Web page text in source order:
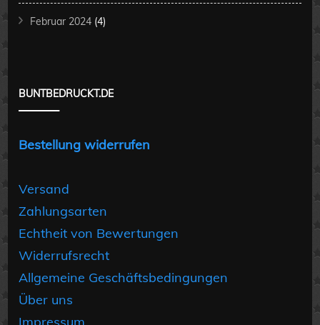
Februar 2024 (4)
BUNTBEDRUCKT.DE
Bestellung widerrufen
Versand
Zahlungsarten
Echtheit von Bewertungen
Widerrufsrecht
Allgemeine Geschäftsbedingungen
Über uns